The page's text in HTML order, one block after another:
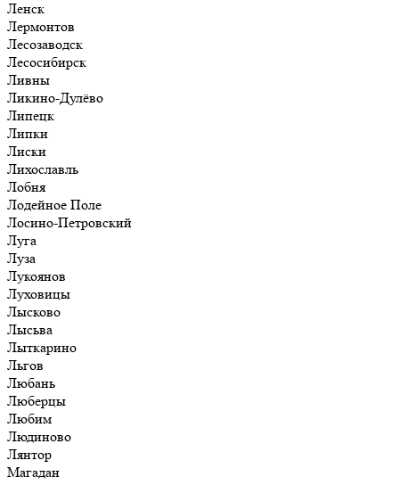
Ленск
Лермонтов
Лесозаводск
Лесосибирск
Ливны
Ликино-Дулёво
Липецк
Липки
Лиски
Лихославль
Лобня
Лодейное Поле
Лосино-Петровский
Луга
Луза
Лукоянов
Луховицы
Лысково
Лысьва
Лыткарино
Льгов
Любань
Люберцы
Любим
Людиново
Лянтор
Магадан